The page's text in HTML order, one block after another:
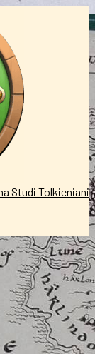
Studi Tolkieniani